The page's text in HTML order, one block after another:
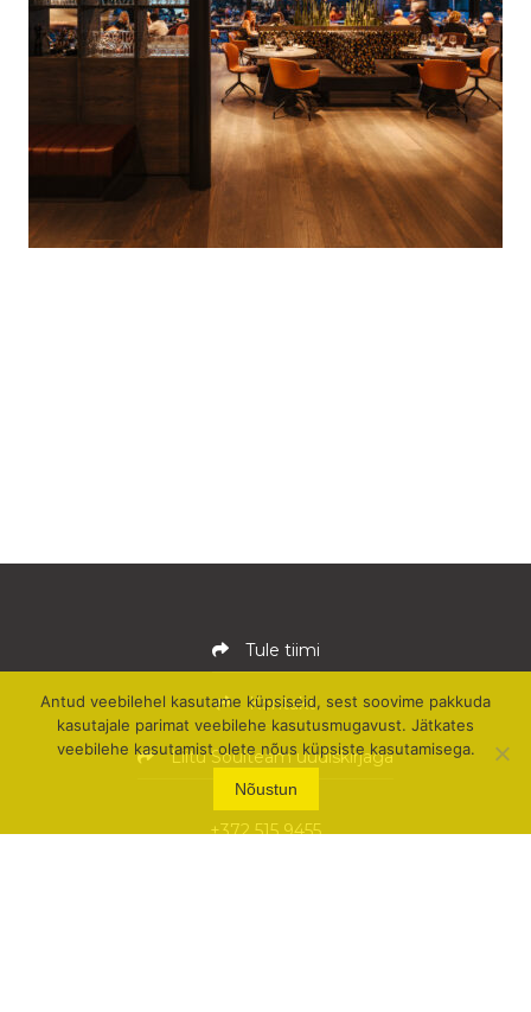
Tule tiimi
Kontakt
Liitu Soulteam uudiskirjaga
+372 515 9455
Antud veebilehel kasutame küpsiseid, sest soovime pakkuda
kasutajale parimat veebilehe kasutusmugavust. Jätkates
veebilehe kasutamist olete nõus küpsiste kasutamisega.
Nõustun